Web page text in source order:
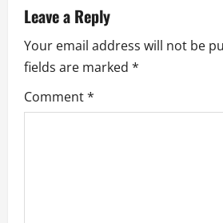
Leave a Reply
Your email address will not be
fields are marked *
Comment*